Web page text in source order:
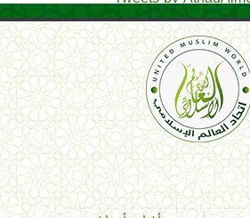
العالم الإسلامي